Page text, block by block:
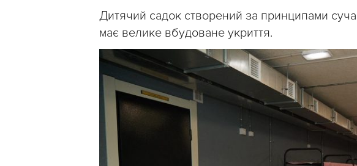
Дитячий садок створений за принципами
має велике вбудоване укриття.